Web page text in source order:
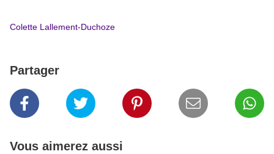
Colette Lallement-Duchoze
Partager
Vous aimerez aussi